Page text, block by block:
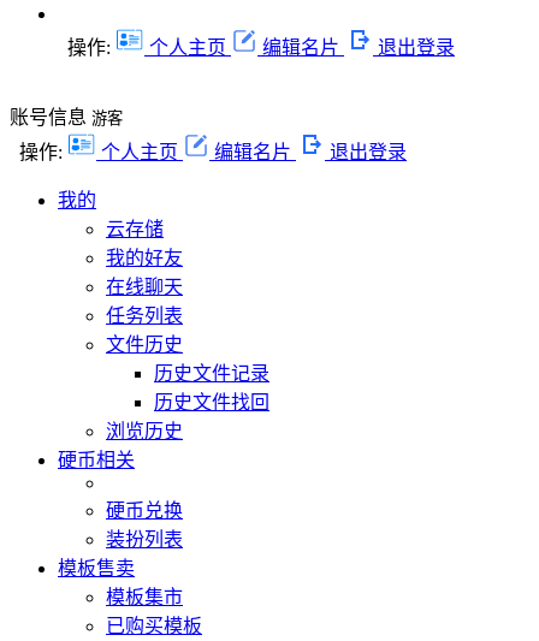
操作: 个人主页 编辑名片 退出登录
账号信息 游客
操作: 个人主页 编辑名片 退出登录
我的
云存储
我的好友
在线聊天
任务列表
文件历史
历史文件记录
历史文件找回
浏览历史
硬币相关
硬币兑换
装扮列表
模板售卖
模板集市
已购买模板